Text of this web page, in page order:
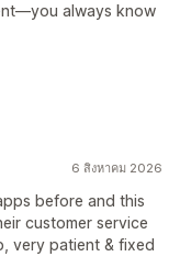
always know
6 สิงหาคม 2026
before and this
customer service
very patient & fixed